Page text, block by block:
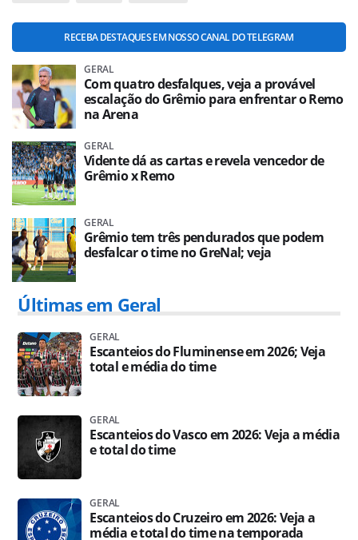
RECEBA DESTAQUES EM NOSSO CANAL DO TELEGRAM
GERAL
Com quatro desfalques, veja a provável
escalação do Grêmio para enfrentar o Remo
na Arena
GERAL
Vidente dá as cartas e revela vencedor de
Grêmio x Remo
GERAL
Grêmio tem três pendurados que podem
desfalcar o time no GreNal; veja
Últimas em Geral
GERAL
Escanteios do Fluminense em 2026; Veja
total e média do time
GERAL
Escanteios do Vasco em 2026: Veja a média
e total do time
GERAL
Escanteios do Cruzeiro em 2026: Veja a
média e total do time na temporada